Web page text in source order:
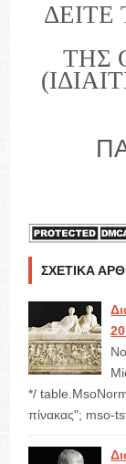
ΤΗΣ
ΣΧΕΤΙΚΆ
*/
πίνακας"; mso-